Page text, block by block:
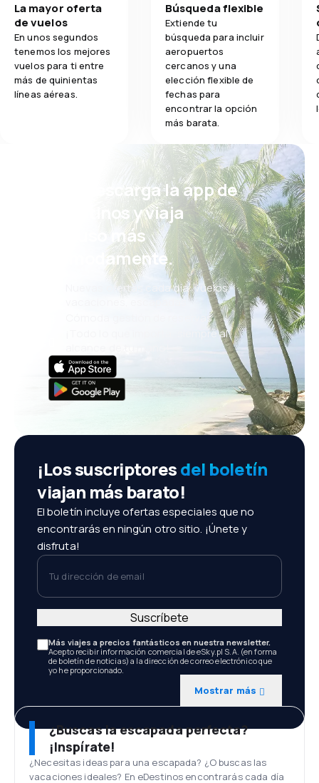
Transporte de equipaje 3,0
Comidas 3,0
Comodidad
La mayor oferta
de vuelos
En unos segundos
tenemos los mejores
vuelos para ti entre
más de quinientas
líneas aéreas.
Búsqueda flexible
Extiende tu
búsqueda para incluir
aeropuertos
cercanos y una
elección flexible de
fechas para
encontrar la opción
más barata.
¡Eh! Descarga la app de
eDestinos y viaja
incluso más
cómodamente.
Nuevas ofertas cada día: vuelos,
vacaciones, escapadas
Cómoda gestión de reservas
¡Todo lo que importa, siempre al
¡Los suscriptoresdel boletín
viajan más barato!
El boletín incluye ofertas especiales que no
encontrarás en ningún otro sitio. ¡Únete y
disfruta!
Tu dirección de email
Más viajes a precios fantásticos en nuestra newsletter.
Acepto recibir información comercial de eSky.pl S.A. (en forma
de boletín de noticias) a la dirección de correo electrónico que
yo he proporcionado.
Mostrar más
Suscríbete
¿Buscas la escapada perfecta?
¡Inspírate!
¿Necesitas ideas para una escapada? ¿O buscas las
vacaciones ideales? En eDestinos encontrarás cada día